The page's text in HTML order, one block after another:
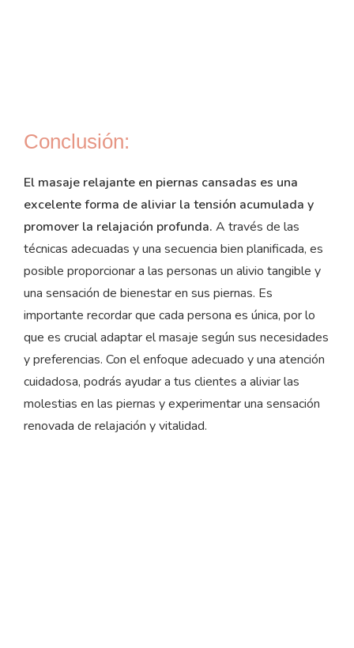
Conclusión:
El masaje relajante en piernas cansadas es una
excelente forma de aliviar la tensión acumulada y
promover la relajación profunda. A través de las
técnicas adecuadas y una secuencia bien planificada, es
posible proporcionar a las personas un alivio tangible y
una sensación de bienestar en sus piernas. Es
importante recordar que cada persona es única, por lo
que es crucial adaptar el masaje según sus necesidades
y preferencias. Con el enfoque adecuado y una atención
cuidadosa, podrás ayudar a tus clientes a aliviar las
molestias en las piernas y experimentar una sensación
renovada de relajación y vitalidad.